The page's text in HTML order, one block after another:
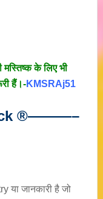
के लिए भी
हैं।-KMSRAj51
®———–
या जानकारी है जो